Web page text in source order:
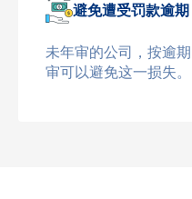
避免遭受罚款逾期
未年审的公司，按逾
审可以避免这一损失。